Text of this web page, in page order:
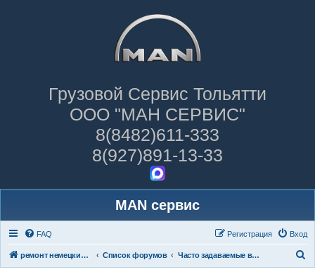
Грузовой Сервис Тольятти
ООО "МАН СЕРВИС"
8(8482)611-333
8(927)891-13-33
MAN сервис
FAQ Вход
Регистрация
ремонт немецких грузовиков Список форумов Часто задаваемые вопросы